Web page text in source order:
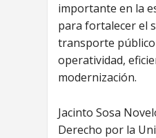
importante en la
para fortalecer el
transporte
operatividad,
modernización.
Jacinto Sosa
Derecho por la